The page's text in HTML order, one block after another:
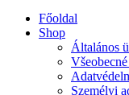
Főoldal
Shop
Általános
Személyi